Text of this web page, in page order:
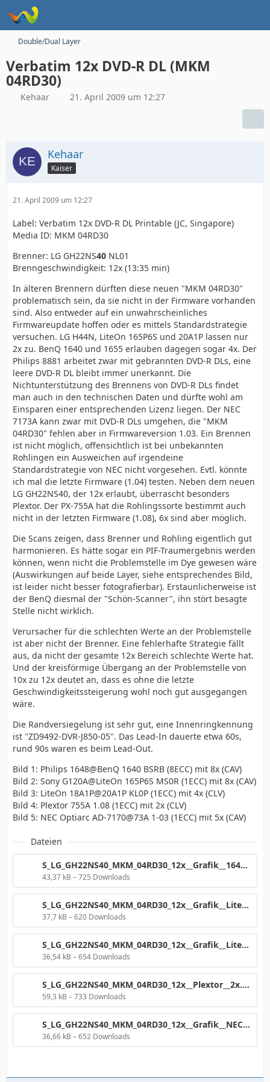
Double/Dual Layer
Verbatim 12x DVD-R DL (MKM
04RD30)
Kehaar 21. April 2009 um 12:27
Kehaar
Kaiser
21. April 2009 um 12:27
Label: Verbatim 12x DVD-R DL Printable (JC, Singapore)
Media ID: MKM 04RD30
Brenner: LG GH22NS40 NL01
Brenngeschwindigkeit: 12x (13:35 min)
In älteren Brennern dürften diese neuen "MKM 04RD30"
problematisch sein, da sie nicht in der Firmware vorhanden
sind. Also entweder auf ein unwahrscheinliches
Firmwareupdate hoffen oder es mittels Standardstrategie
versuchen. LG H44N, LiteOn 165P6S und 20A1P lassen nur
2x zu. BenQ 1640 und 1655 erlauben dagegen sogar 4x. Der
Philips 8881 arbeitet zwar mit gebrannten DVD-R DLs, eine
leere DVD-R DL bleibt immer unerkannt. Die
Nichtunterstützung des Brennens von DVD-R DLs findet
man auch in den technischen Daten und dürfte wohl am
Einsparen einer entsprechenden Lizenz liegen. Der NEC
7173A kann zwar mit DVD-R DLs umgehen, die "MKM
04RD30" fehlen aber in Firmwareversion 1.03. Ein Brennen
ist nicht möglich, offensichtlich ist bei unbekannten
Rohlingen ein Ausweichen auf irgendeine
Standardstrategie von NEC nicht vorgesehen. Evtl. könnte
ich mal die letzte Firmware (1.04) testen. Neben dem neuen
LG GH22NS40, der 12x erlaubt, überrascht besonders
Plextor. Der PX-755A hat die Rohlingssorte bestimmt auch
nicht in der letzten Firmware (1.08), 6x sind aber möglich.
Die Scans zeigen, dass Brenner und Rohling eigentlich gut
harmonieren. Es hätte sogar ein PIF-Traumergebnis werden
können, wenn nicht die Problemstelle im Dye gewesen wäre
(Auswirkungen auf beide Layer, siehe entsprechendes Bild,
ist leider nicht besser fotografierbar). Erstaunlicherweise ist
der BenQ diesmal der "Schön-Scanner", ihn stört besagte
Stelle nicht wirklich.
Verursacher für die schlechten Werte an der Problemstelle
ist aber nicht der Brenner. Eine fehlerhafte Strategie fällt
aus, da nicht der gesamte 12x Bereich schlechte Werte hat.
Und der kreisförmige Übergang an der Problemstelle von
10x zu 12x deutet an, dass es ohne die letzte
Geschwindigkeitssteigerung wohl noch gut ausgegangen
wäre.
Die Randversiegelung ist sehr gut, eine Innenringkennung
ist "ZD9492-DVR-J850-05". Das Lead-In dauerte etwa 60s,
rund 90s waren es beim Lead-Out.
Bild 1: Philips 1648@BenQ 1640 BSRB (8ECC) mit 8x (CAV)
Bild 2: Sony G120A@LiteOn 165P6S MS0R (1ECC) mit 8x (CAV)
Bild 3: LiteOn 18A1P@20A1P KL0P (1ECC) mit 4x (CLV)
Bild 4: Plextor 755A 1.08 (1ECC) mit 2x (CLV)
Bild 5: NEC Optiarc AD-7170@73A 1-03 (1ECC) mit 5x (CAV)
Dateien
S_LG_GH22NS40_MKM_04RD30_12x__Grafik__1640Nr2.png
43,37 kB – 725 Downloads
S_LG_GH22NS40_MKM_04RD30_12x__Grafik__LiteOn.png
37,7 kB – 620 Downloads
S_LG_GH22NS40_MKM_04RD30_12x__Grafik__LiteOn20A1P__4CLV.png
36,54 kB – 654 Downloads
S_LG_GH22NS40_MKM_04RD30_12x__Plextor__2x.png
59,3 kB – 733 Downloads
S_LG_GH22NS40_MKM_04RD30_12x__Grafik__NEC.png
36,66 kB – 652 Downloads